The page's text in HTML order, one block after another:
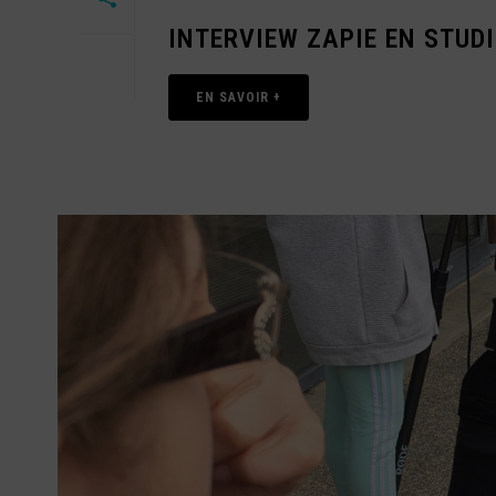
INTERVIEW ZAPIE EN
EN SAVOIR +